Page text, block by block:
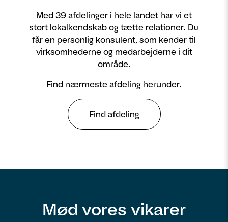
Med 39 afdelinger i hele landet har vi et
stort lokalkendskab og tætte relationer. Du
får en personlig konsulent, som kender til
virksomhederne og medarbejderne i dit
område.
Find nærmeste afdeling herunder.
Find afdeling
Mød vores vikarer